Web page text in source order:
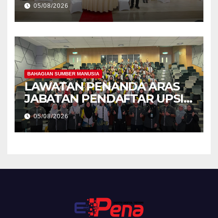
Holistik
05/08/2026
BAHAGIAN SUMBER MANUSIA
LAWATAN PENANDA ARAS
JABATAN PENDAFTAR UPSI
KE JABATAN PENDAFTAR
UniSZA – PERKUKUH
KERJASAMA STRATEGIK
05/08/2026